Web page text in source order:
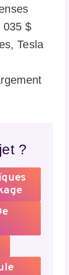
035 $
Tesla
?